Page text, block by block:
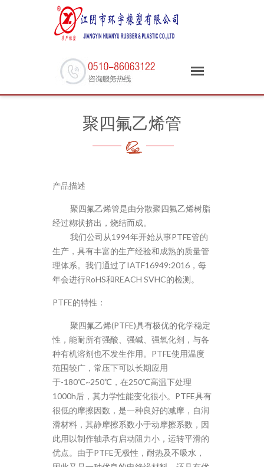
聚四氟乙烯管
产品描述
聚四氟乙烯管是由分散聚四氟乙烯树脂
经过糊状挤出，烧结而成。
我们公司从1994年开始从事PTFE管的
生产，具有丰富的生产经验和成熟的质量管
理体系。我们通过了IATF16949:2016，每
年会进行RoHS和REACH SVHC的检测。
PTFE的特性：
聚四氟乙烯(PTFE)具有极优的化学稳定
性，能耐所有强酸、强碱、强氧化剂，与各
种有机溶剂也不发生作用。PTFE使用温度
范围较广，常压下可以长期应用
于-180℃~250℃，在250℃高温下处理
1000h后，其力学性能变化很小。PTFE具有
很低的摩擦因数，是一种良好的减摩，自润
滑材料，其静摩擦系数小于动摩擦系数，因
此用以制作轴承有启动阻力小，运转平滑的
优点。由于PTFE无极性，耐热及不吸水，